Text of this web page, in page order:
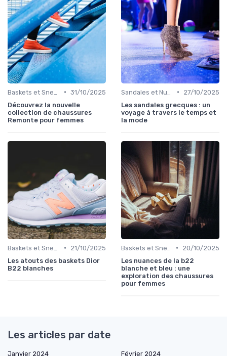
• 31/10/2025
Découvrez la nouvelle
collection de chaussures
Remonte pour femmes
•
27/10/2025
Les sandales grecques : un
voyage à travers le temps et
la mode
•
21/10/2025
Les atouts des baskets Dior
B22 blanches
•
20/10/2025
Les nuances de la b22
blanche et bleu : une
exploration des chaussures
pour femmes
Les articles par date
Janvier 2024
Février 2024